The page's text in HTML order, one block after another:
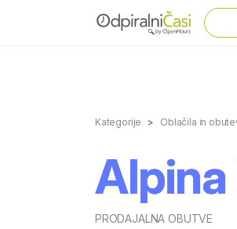
Kategorije Oblačila in
Alpina
PRODAJALNA OBUTVE